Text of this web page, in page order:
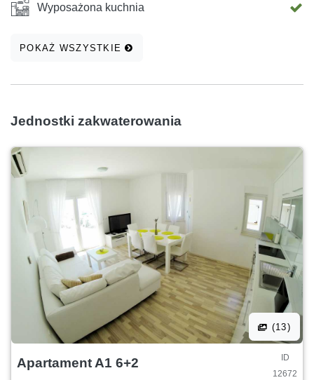
Wyposażona kuchnia
POKAŻ WSZYSTKIE
Jednostki zakwaterowania
(13)
Apartament A1 6+2
ID
12672